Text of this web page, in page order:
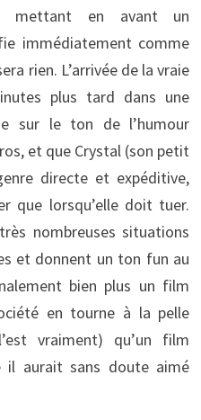
mettant en avant un
immédiatement comme
rien. L’arrivée de la vraie
plus tard dans une
sur le ton de l’humour
et que Crystal (son petit
directe et expéditive,
que lorsqu’elle doit tuer.
nombreuses situations
et donnent un ton fun au
bien plus un film
en tourne à la pelle
vraiment) qu’un film
il aurait sans doute aimé